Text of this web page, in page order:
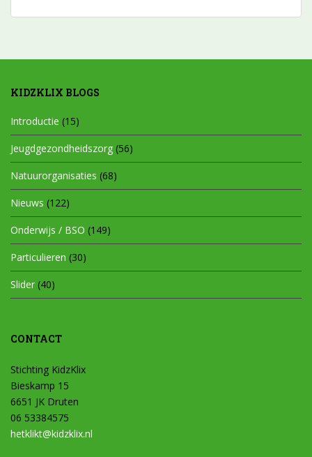
KIDZKLIX BLOGS
Introductie (15)
Jeugdgezondheidszorg (56)
Natuurorganisaties (68)
Nieuws (122)
Onderwijs / BSO (149)
Particulieren (30)
Slider (40)
CONTACT
Stichting KidzKlix
Bieskamp 15
6651 JK Druten
06 53384575
hetklikt@kidzklix.nl